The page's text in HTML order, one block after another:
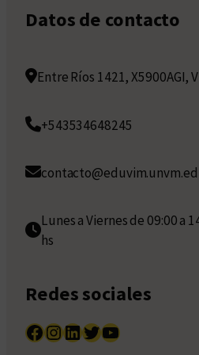
Datos de contacto
Entre Ríos 1421, X5900AGI,
+543534648245
Lunes a Viernes de 09:00 a
hs
Redes sociales
Facebook InstagramLinkedIn Twitter YouTube